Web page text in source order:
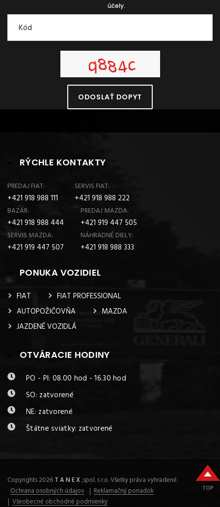
účely.
ODOSLAŤ DOPYT
RÝCHLE KONTAKTY
PREDAJ FIAT:
+421 918 988 111
SERVIS FIAT:
+421 918 988 222
BAZÁR:
+421 918 988 444
PREDAJ MAZDA:
+421 919 447 505
SERVIS MAZDA:
+421 919 447 507
NÁHRADNÉ DIELY:
+421 918 988 333
PONUKA VOZIDIEL
FIAT
FIAT PROFESSIONAL
AUTOPOŽIČOVŇA
MAZDA
JAZDENÉ VOZIDLÁ
OTVÁRACIE HODINY
PO - PI: 08.00 hod - 16.30 hod
SO: zatvorené
NE: zatvorené
Štátne sviatky: zatvorené
Copyrights 2026T A N E X,spol. s r.o. Všetky práva vyhradené.
Ochrana osobných údajov
Reklamačný poriadok
Všeobecné obchodné podmienky
TOP